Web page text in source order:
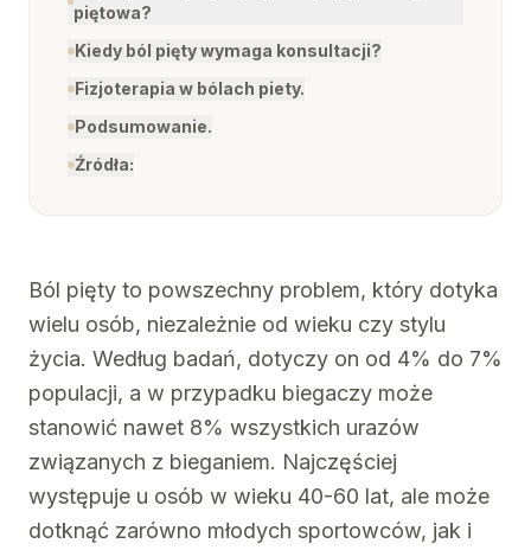
piętowa?
Kiedy ból pięty wymaga konsultacji?
Fizjoterapia w bólach piety.
Podsumowanie.
Źródła:
Ból pięty to powszechny problem, który dotyka
wielu osób, niezależnie od wieku czy stylu
życia. Według badań, dotyczy on od 4% do 7%
populacji, a w przypadku biegaczy może
stanowić nawet 8% wszystkich urazów
związanych z bieganiem. Najczęściej
występuje u osób w wieku 40-60 lat, ale może
dotknąć zarówno młodych sportowców, jak i